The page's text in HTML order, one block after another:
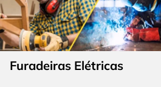
Furadeiras Elétricas
6 º fio
7º serra copo
8º chave impacto
escada
5 º serra circular
6º fio